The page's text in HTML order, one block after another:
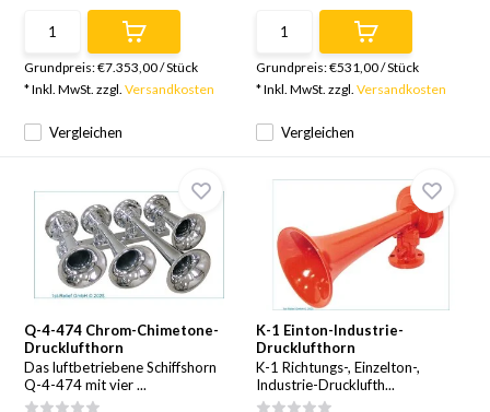
Vergleichen
Grundpreis:€7.353,00/Stück
* Inkl. MwSt. zzgl.Versandkosten
Vergleichen
Grundpreis:€531,00/Stück
* Inkl. MwSt. zzgl. Versandkosten
Q-4-474 Chrom-Chimetone-
Drucklufthorn
Das luftbetriebene Schiffshorn
Q-4-474 mit vier ...
K-1 Einton-Industrie-
Drucklufthorn
K-1 Richtungs-, Einzelton-,
Industrie-Drucklufth...